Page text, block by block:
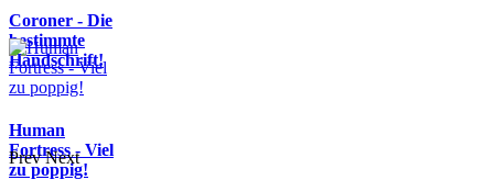
Coroner - Die
bestimmte
Handschrift!
Human
Fortress - Viel
zu poppig!
Prev Next